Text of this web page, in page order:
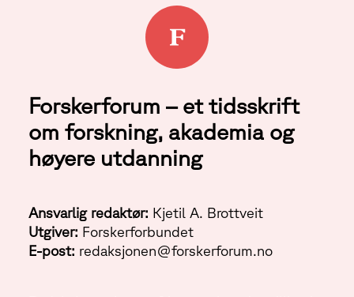
Forskerforum – et tidsskrift
om forskning, akademia og
høyere utdanning
Ansvarlig redaktør: Kjetil A. Brottveit
Utgiver: Forskerforbundet
E-post: redaksjonen@forskerforum.no